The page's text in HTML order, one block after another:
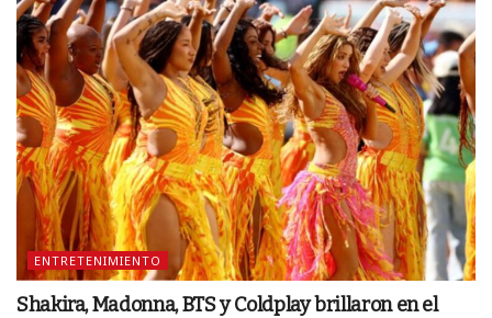
ENTRETENIMIENTO
Shakira, Madonna, BTS y Coldplay brillaron en el